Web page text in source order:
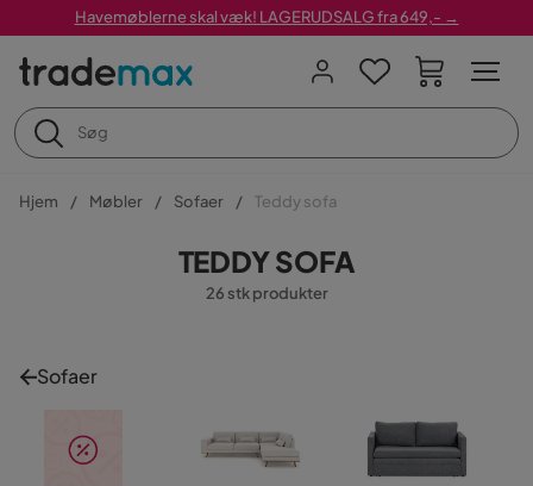
Havemøblerne skal væk! LAGERUDSALG fra 649,- →
Hjem Møbler Sofaer Teddy sofa
TEDDY SOFA
26 stk produkter
Sofaer